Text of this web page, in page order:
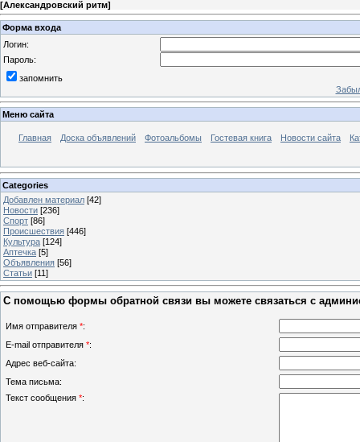
[Александровский ритм]
Форма входа
Логин:
Пароль:
запомнить
Меню сайта
Главная Доска объявлений Фотоальбомы Гостевая книга Новости сайта
Categories
Добавлен материал [42]
Новости [236]
Спорт [86]
Проиcшествия [446]
Культура [124]
Аптечка [5]
Объявления [56]
Статьи [11]
С помощью формы обратной связи вы можете связаться с
Имя отправителя *:
E-mail отправителя *:
Адрес веб-сайта:
Тема письма:
Текст сообщения *: